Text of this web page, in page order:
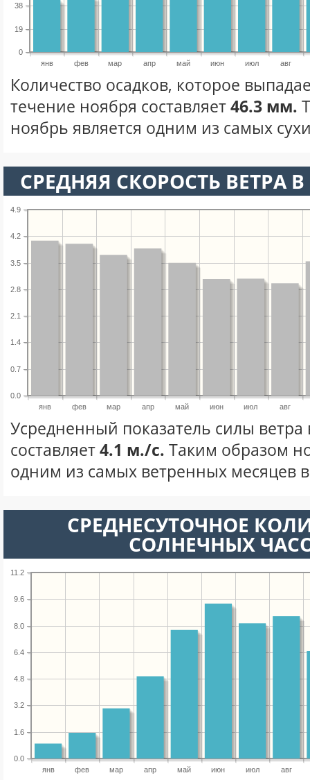
янв фев мар апр май июн июл авг
0
19
38
Количество осадков, которое
течение ноября составляет46.3 мм.
ноябрь является одним из самых
СРЕДНЯЯ СКОРОСТЬ ВЕТРА
янв фев мар апр май июн июл авг
0.0
0.7
1.4
2.1
2.8
3.5
4.2
4.9
Усредненный показатель силы ветра
составляет4.1 м./с. Таким образом
одним из самых ветренных месяцев в
СРЕДНЕСУТОЧНОЕ
СОЛНЕЧНЫХ
янв фев мар апр май июн июл авг
0.0
1.6
3.2
4.8
6.4
8.0
9.6
11.2